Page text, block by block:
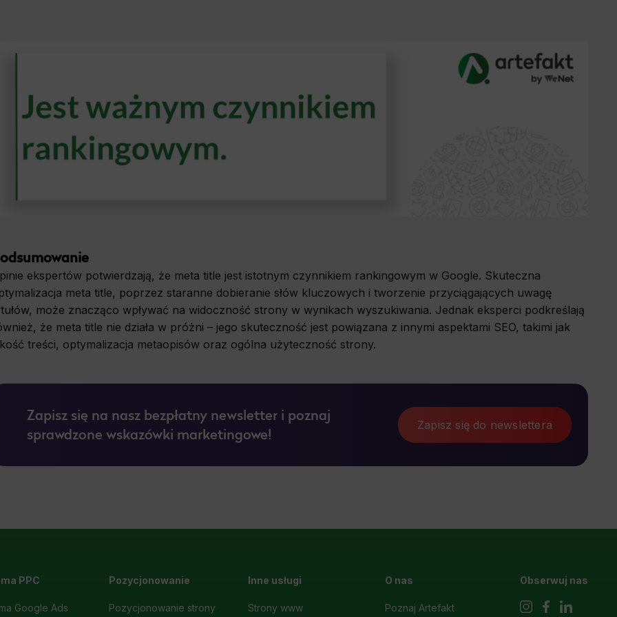
we may use functional cookies to remember your language preferences or to remember your login
data used to collect information to analyze site traffic and how users use the site, how they came to the site,
effectiveness of actions taken and content presented.
for displaying personalized ads that may be of interest to the user based on browsing history and
ekspertów potwierdzają, że meta title jest istotnym czynnikiem rankingowym w Google. Skuteczna
meta title, poprzez staranne dobieranie słów kluczowych i tworzenie przyciągających uwagę
może znacząco wpływać na widoczność strony w wynikach wyszukiwania. Jednak eksperci podkreślają
że meta title nie działa w próżni – jego skuteczność jest powiązana z innymi aspektami SEO, takimi jak
treści, optymalizacja metaopisów oraz ogólna użyteczność strony.
Zapisz się na nasz bezpłatny newsletter i poznaj
sprawdzone wskazówki marketingowe!
Zapisz się do newslettera
PPC
Google Ads
Pozycjonowanie
Pozycjonowanie strony
Inne usługi
Strony www
O nas
Poznaj Artefakt
Obserwuj nas